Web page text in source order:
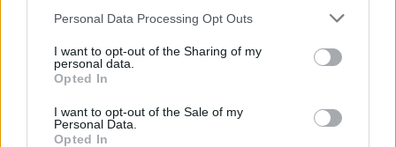
Personal Data Processing Opt Outs
I want to opt-out of the Sharing of my
personal data.
Opted In
I want to opt-out of the Sale of my
Personal Data.
Opted In